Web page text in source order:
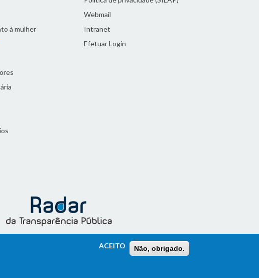
à mulher
Webmail
Intranet
Efetuar Login
ACEITO Não, obrigado.